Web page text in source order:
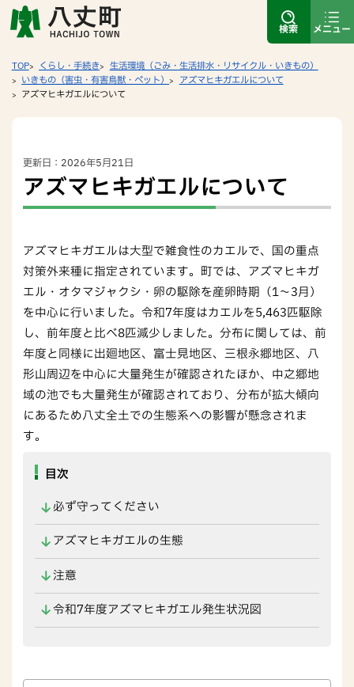
検索 メニュー
TOP くらし・手続き
生活環境（ごみ・生活排水・リサイクル・いきもの）
いきもの（害虫・有害鳥獣・ペット）
アズマヒキガエルについて
アズマヒキガエルについて
更新日：2026年5月21日
アズマヒキガエルについて
アズマヒキガエルは大型で雑食性のカエルで、国の重点
対策外来種に指定されています。町では、アズマヒキガ
エル・オタマジャクシ・卵の駆除を産卵時期（1～3月）
を中心に行いました。令和7年度はカエルを5,463匹駆除
し、前年度と比べ8匹減少しました。分布に関しては、前
年度と同様に出廻地区、富士見地区、三根永郷地区、八
形山周辺を中心に大量発生が確認されたほか、中之郷地
域の池でも大量発生が確認されており、分布が拡大傾向
にあるため八丈全土での生態系への影響が懸念されま
す。
目次
必ず守ってください
アズマヒキガエルの生態
注意
令和7年度アズマヒキガエル発生状況図